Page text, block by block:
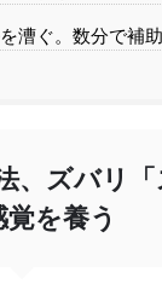
漕ぐ。数分で補
、ズバリ
を養う